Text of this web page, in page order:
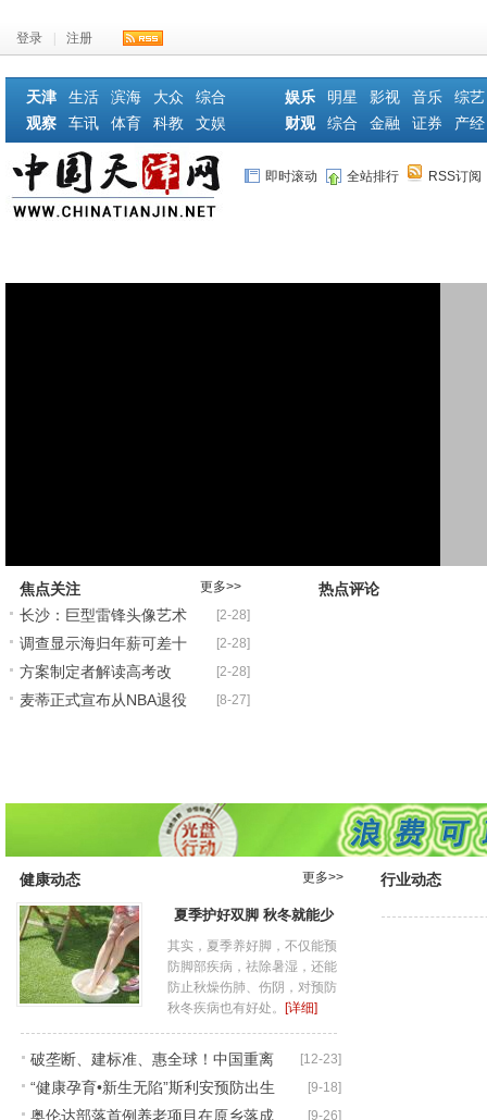
登录 注册
天津 生活 滨海 大众
综合
观察
车讯 体育 科教 文娱
娱乐 明星 影视 音乐
综艺
财观
综合 金融 证券 产经
即时滚动 全站排行 RSS订阅
焦点关注
更多>>
[2-28]
长沙：巨型雷锋头像艺术
雕像亮相雷锋故乡 [2-28]
调查显示海归年薪可差十
万 二线城市吸引力增 [2-28]
方案制定者解读高考改
革：会考综评或入高考评 [8-27]
麦蒂正式宣布从NBA退役
热点评论
健康动态 更多>>
夏季护好双脚 秋冬就能少
其实，夏季养好脚，不仅能预
防脚部疾病，祛除暑湿，还能
防止秋燥伤肺、伤阴，对预防
秋冬疾病也有好处。
[详细]
[12-23]
破垄断、建标准、惠全球！中国重离
子技术实现 [9-18]
“健康孕育•新生无陷”斯利安预防出生
缺陷公 [9-26]
奥伦达部落首例养老项目在原乡落成
行业动态